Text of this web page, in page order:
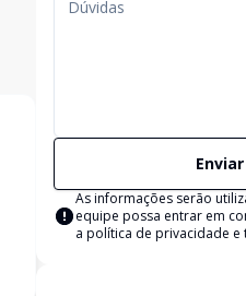
Enviar
As informações serão
equipe possa entrar em
a política de privacidade e